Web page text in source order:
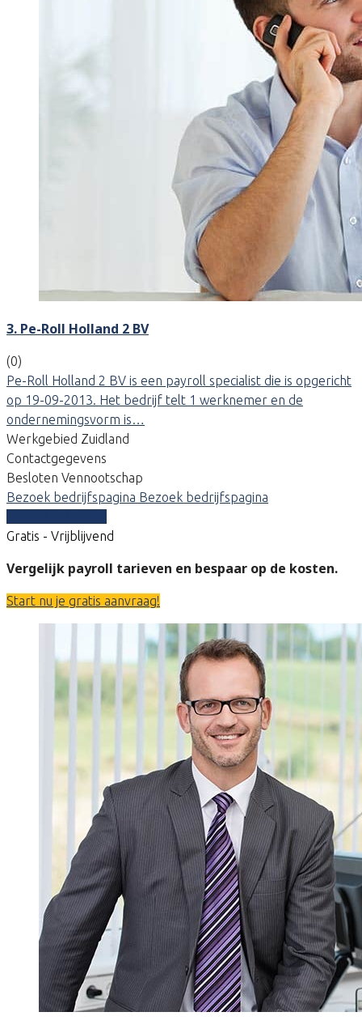
3. Pe-Roll Holland 2 BV
(0)
Pe-Roll Holland 2 BV is een payroll specialist die is opgericht
op 19-09-2013. Het bedrijf telt 1 werknemer en de
ondernemingsvorm is…
Werkgebied Zuidland
Contactgegevens
Besloten Vennootschap
Bezoek bedrijfspagina Bezoek bedrijfspagina
Gratis - Vrijblijvend
Vergelijk payroll tarieven en bespaar op de kosten.
Start nu je gratis aanvraag!